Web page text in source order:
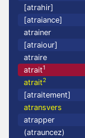
[atrahir]
[atraiance]
atrainer
[atraiour]
atraire
atrait1
atrait2
[atraitement]
atransvers
atrapper
(atrauncez)